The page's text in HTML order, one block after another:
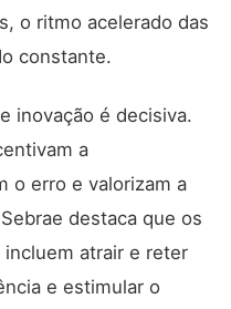
o ritmo acelerado das
constante.
inovação é decisiva.
a
o erro e valorizam a
Sebrae destaca que os
atrair e reter
e estimular o